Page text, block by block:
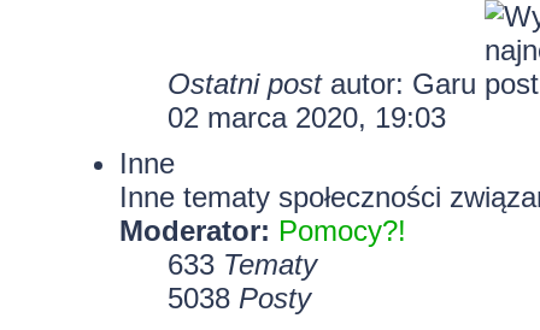
Ostatni postautor: Garu
02 marca 2020, 19:03
Inne
Inne tematy społeczności
Moderator: Pomocy?!
633 Tematy
5038 Posty